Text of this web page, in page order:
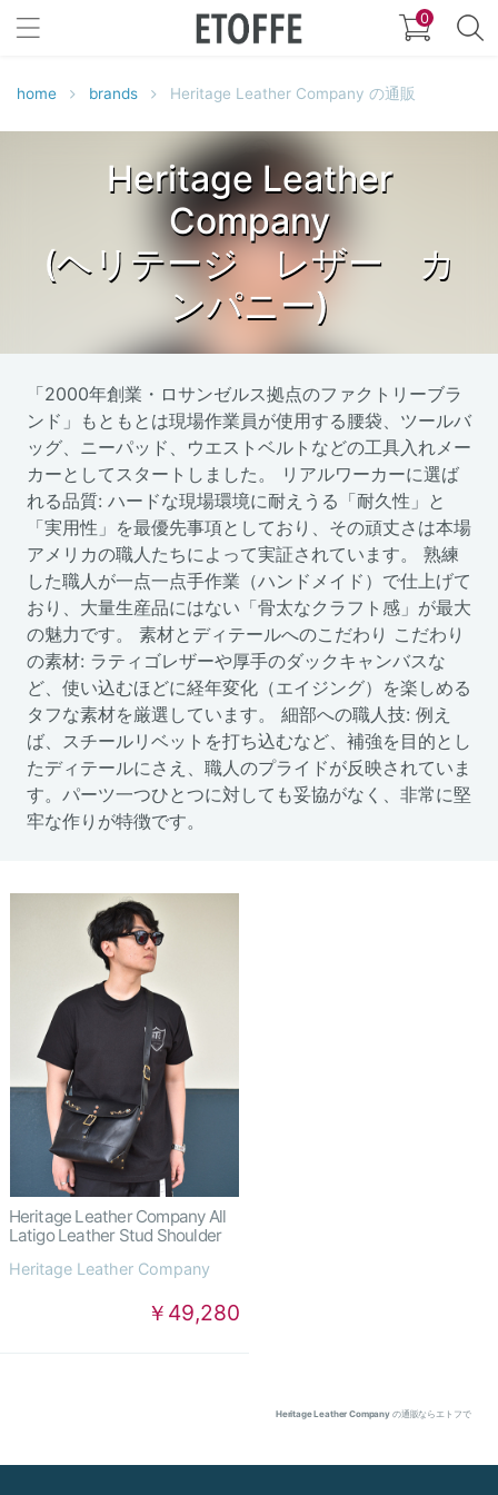
0
home brands Heritage Leather Company の通販
Heritage Leather
Company
(ヘリテージ レザー カ
ンパニー)
「2000年創業・ロサンゼルス拠点のファクトリーブラ
ンド」もともとは現場作業員が使用する腰袋、ツールバ
ッグ、ニーパッド、ウエストベルトなどの工具入れメー
カーとしてスタートしました。 リアルワーカーに選ば
れる品質: ハードな現場環境に耐えうる「耐久性」と
「実用性」を最優先事項としており、その頑丈さは本場
アメリカの職人たちによって実証されています。 熟練
した職人が一点一点手作業（ハンドメイド）で仕上げて
おり、大量生産品にはない「骨太なクラフト感」が最大
の魅力です。 素材とディテールへのこだわり こだわり
の素材: ラティゴレザーや厚手のダックキャンバスな
ど、使い込むほどに経年変化（エイジング）を楽しめる
タフな素材を厳選しています。 細部への職人技: 例え
ば、スチールリベットを打ち込むなど、補強を目的とし
たディテールにさえ、職人のプライドが反映されていま
す。パーツ一つひとつに対しても妥協がなく、非常に堅
牢な作りが特徴です。
Heritage Leather Company All
Latigo Leather Stud Shoulder
Heritage Leather Company
￥49,280
Heritage Leather Company の通販ならエトフで